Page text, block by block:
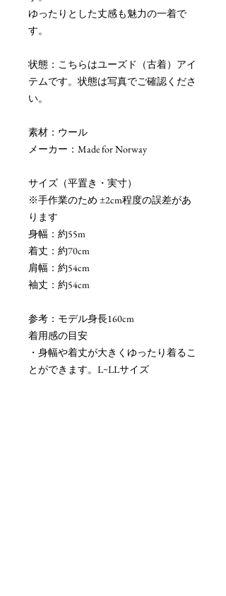
ゆったりとした丈感も魅力の一着で
す。
状態：こちらはユーズド（古着）アイ
テムです。状態は写真でご確認くださ
い。
素材：ウール
メーカー：Made for Norway
サイズ（平置き・実寸）
※手作業のため ±2cm程度の誤差があ
ります
身幅：約55m
着丈：約70cm
肩幅：約54cm
袖丈：約54cm
参考：モデル身長160cm
着用感の目安
・身幅や着丈が大きくゆったり着るこ
とができます。L~LLサイズ